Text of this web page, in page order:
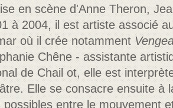
en scène d'Anne Theron,
à 2004, il est artiste associé
où il crée notamment
Chêne - assistante
de Chail ot, elle est
Elle se consacre ensuite à
possibles entre le mouvement